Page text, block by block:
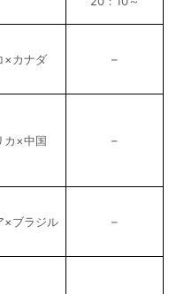
×カナダ –
カ×中国 –
×ブラジル –